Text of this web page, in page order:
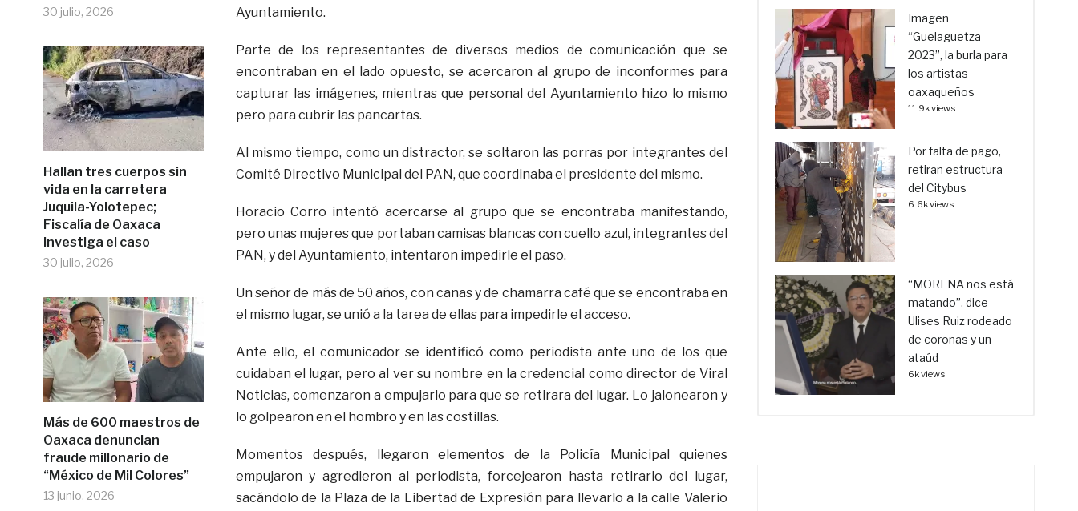
30 julio, 2026
Hallan tres cuerpos sin
vida en la carretera
Juquila-Yolotepec;
Fiscalía de Oaxaca
investiga el caso
30 julio, 2026
Más de 600 maestros de
Oaxaca denuncian
fraude millonario de
“México de Mil Colores”
13 junio, 2026
Ayuntamiento.
Parte de los representantes de diversos medios de comunicación que se
encontraban en el lado opuesto, se acercaron al grupo de inconformes para
capturar las imágenes, mientras que personal del Ayuntamiento hizo lo mismo
pero para cubrir las pancartas.
Al mismo tiempo, como un distractor, se soltaron las porras por integrantes del
Comité Directivo Municipal del PAN, que coordinaba el presidente del mismo.
Horacio Corro intentó acercarse al grupo que se encontraba manifestando,
pero unas mujeres que portaban camisas blancas con cuello azul, integrantes del
PAN, y del Ayuntamiento, intentaron impedirle el paso.
Un señor de más de 50 años, con canas y de chamarra café que se encontraba en
el mismo lugar, se unió a la tarea de ellas para impedirle el acceso.
Ante ello, el comunicador se identificó como periodista ante uno de los que
cuidaban el lugar, pero al ver su nombre en la credencial como director de Viral
Noticias, comenzaron a empujarlo para que se retirara del lugar. Lo jalonearon y
lo golpearon en el hombro y en las costillas.
Momentos después, llegaron elementos de la Policía Municipal quienes
empujaron y agredieron al periodista, forcejearon hasta retirarlo del lugar,
sacándolo de la Plaza de la Libertad de Expresión para llevarlo a la calle Valerio
Imagen
“Guelaguetza
2023”, la burla para
los artistas
oaxaqueños
11.9k views
Por falta de pago,
retiran estructura
del Citybus
6.6k views
“MORENA nos está
matando”, dice
Ulises Ruiz rodeado
de coronas y un
ataúd
6k views